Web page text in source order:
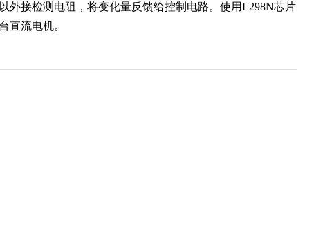
外接检测电阻，将变化量反馈给控制电路。使用L298N芯片
直流电机。